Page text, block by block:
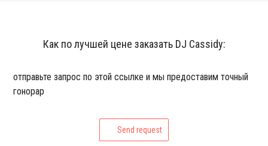
Как по лучшей цене заказать DJ Cassidy:
отправьте запрос по этой ссылке и мы предоставим точный
гонорар
Send request